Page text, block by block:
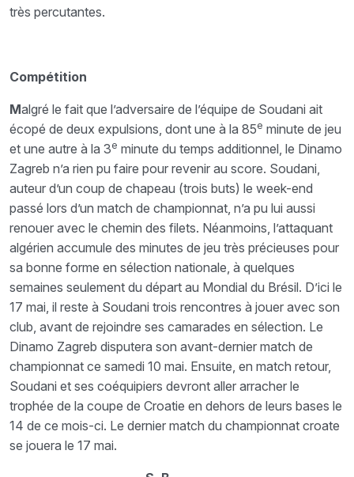
très percutantes.
Compétition
Malgré le fait que l’adversaire de l’équipe de Soudani ait
écopé de deux expulsions, dont une à la 85e minute de jeu
et une autre à la 3e minute du temps additionnel, le Dinamo
Zagreb n’a rien pu faire pour revenir au score. Soudani,
auteur d’un coup de chapeau (trois buts) le week-end
passé lors d’un match de championnat, n’a pu lui aussi
renouer avec le chemin des filets. Néanmoins, l’attaquant
algérien accumule des minutes de jeu très précieuses pour
sa bonne forme en sélection nationale, à quelques
semaines seulement du départ au Mondial du Brésil. D’ici le
17 mai, il reste à Soudani trois rencontres à jouer avec son
club, avant de rejoindre ses camarades en sélection. Le
Dinamo Zagreb disputera son avant-dernier match de
championnat ce samedi 10 mai. Ensuite, en match retour,
Soudani et ses coéquipiers devront aller arracher le
trophée de la coupe de Croatie en dehors de leurs bases le
14 de ce mois-ci. Le dernier match du championnat croate
se jouera le 17 mai.